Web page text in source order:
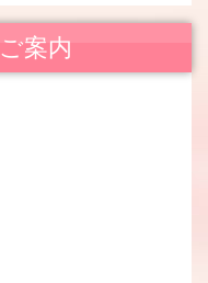
案内